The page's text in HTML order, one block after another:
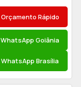
Orçamento Rápido
WhatsApp Goiânia
WhatsApp Brasília